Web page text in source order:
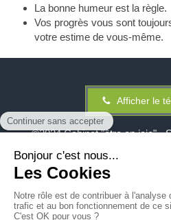
La bonne humeur est la règle.
Vos progrès vous sont
votre estime de vous-même.
Afficher le
©2024 Cabinet "être en joie" -
Mentions